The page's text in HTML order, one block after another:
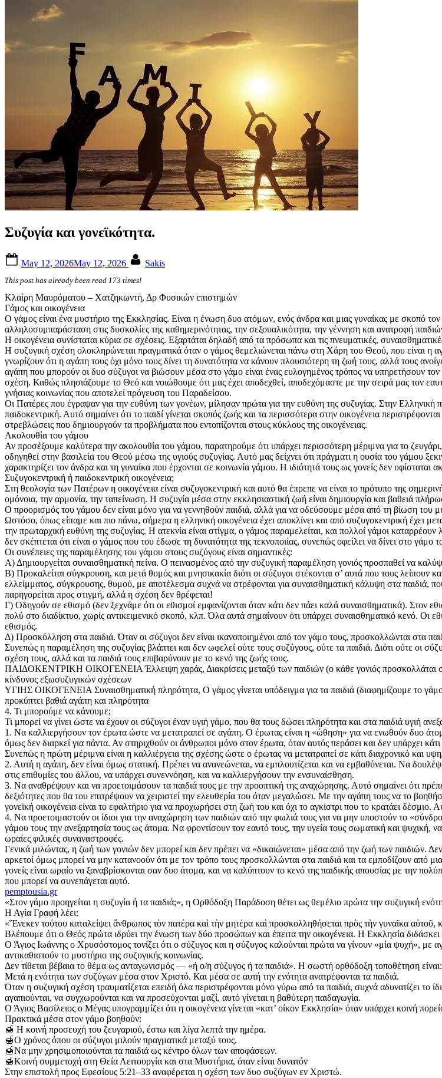
Συζυγία και γονεϊκότητα.
on
May 12, 2026May 12, 2026 Sakis
This post has already been read 173 times!
Κλαίρη Μαυρόματου – Χατζηκωντή, Δρ Φυσικών επιστημών
Γάμος και οικογένεια
Ο γάμος είναι ένα μυστήριο της Εκκλησίας. Είναι η ένωση δυο ατόμων, ενός άνδρα και μιας γυναίκας με σκοπό
αλληλοσυμπαράσταση στις δυσκολίες της καθημερινότητας, την σεξουαλικότητα, την γέννηση και ανατροφή
Η οικογένεια συνίσταται κύρια σε σχέσεις. Εξαρτάται δηλαδή από τα πρόσωπα και τις πνευματικές,
Η συζυγική σχέση ολοκληρώνεται πραγματικά όταν ο γάμος θεμελιώνεται πάνω στη Χάρη του Θεού, που είναι η
γνωρίζουν ότι η αγάπη τους όχι μόνο τους δίνει τη δυνατότητα να κάνουν πλουσιότερη τη ζωή τους, αλλά τους
αγάπη που μπορούν οι δυο σύζυγοι να βιώσουν μέσα στο γάμο είναι ένας ευλογημένος τρόπος να υπηρετήσουν
σχέση. Καθώς πλησιάζουμε το Θεό και νοιώθουμε ότι μας έχει αποδεχθεί, αποδεχόμαστε με την σειρά μας τον
γνήσιας κοινωνίας που αποτελεί πρόγευση του Παραδείσου.
Οι Πατέρες που έγραψαν για την ευθύνη των γονέων, μίλησαν πρώτα για την ευθύνη της συζυγίας. Στην Ελληνική
παιδοκεντρική. Αυτό σημαίνει ότι το παιδί γίνεται σκοπός ζωής και τα περισσότερα στην οικογένεια
στρεβλώσεις που δημιουργούν τα προβλήματα που εντοπίζονται στους κύκλους της οικογένειας.
Ακολουθία του γάμου
Αν προσέξουμε καλύτερα την ακολουθία του γάμου, παρατηρούμε ότι υπάρχει περισσότερη μέριμνα για το
οδηγηθεί στην βασιλεία του Θεού μέσω της υγιούς συζυγίας. Αυτό μας δείχνει ότι πράγματι η ουσία του γάμου
χαρακτηρίζει τον άνδρα και τη γυναίκα που έρχονται σε κοινωνία γάμου. Η ιδιότητά τους ως γονείς δεν υφίσταται
Συζυγοκεντρική ή παιδοκεντρική οικογένεια;
Στη θεολογία των Πατέρων η οικογένεια είναι συζυγοκεντρική και αυτό θα έπρεπε να είναι το πρότυπο της
ομόνοια, την αρμονία, την ταπείνωση. Η συζυγία μέσα στην εκκλησιαστική ζωή είναι δημιουργία και βαθειά
Ο προορισμός του γάμου δεν είναι μόνο για να γεννηθούν παιδιά, αλλά για να οδεύσουμε μέσα από τη βίωση του
Ωστόσο, όπως είπαμε και πιο πάνω, σήμερα η ελληνική οικογένεια έχει αποκλίνει και από συζυγοκεντρική έχει
την πρωταρχική ευθύνη της συζυγίας. Η ατεκνία είναι στίγμα, ο γάμος παραμελείται, και πολλοί γάμοι
δεν σκέπτεται ότι είναι ο γάμος που του έδωσε τη δυνατότητα της τεκνοποιίας, συνεπώς οφείλει να δίνει στο γάμο
Οι συνέπειες της παραμέλησης του γάμου στους συζύγους είναι σημαντικές:
Α) Δημιουργείται συναισθηματική πείνα. Ο πεινασμένος από την συζυγική παραμέληση γονιός προσπαθεί να
Β) Προκαλείται σύγκρουση, και μετά θυμός και μνησικακία διότι οι σύζυγοι στέκονται σ’ αυτά που τους λείπουν
ελλείμματος, σύγκρουσης, θυμού, με αποτέλεσμα συχνά να στρέφονται για συναισθηματική κάλυψη στα παιδιά,
παρηγορείται προς στιγμή, αλλά η σχέση δεν θρέφεται!
Γ) Οδηγούν σε εθισμό (δεν ξεχνάμε ότι οι εθισμοί εμφανίζονται όταν κάτι δεν πάει καλά συναισθηματικά).
πολύ στο διαδίκτυο, χωρίς αντικειμενικό σκοπό, κλπ. Όλα αυτά σημαίνουν ότι υπάρχει συναισθηματικό κενό. Οι
εθισμός.
Δ) Προσκόλληση στα παιδιά. Όταν οι σύζυγοι δεν είναι ικανοποιημένοι από τον γάμο τους, προσκολλώνται στα
Συνεπώς η παραμέληση της συζυγίας βλάπτει και δεν ωφελεί ούτε τους συζύγους, ούτε τα παιδιά. Διότι ούτε οι
σχέση τους, αλλά και τα παιδιά τους επιβαρύνουν με το κενό της ζωής τους.
ΠΑΙΔΟΚΕΝΤΡΙΚΗ ΟΙΚΟΓΕΝΕΙΑ Έλλειψη χαράς, Διακρίσεις μεταξύ των παιδιών (ο κάθε γονιός προσκολλάται
κίνδυνος εξωσυζυγικών σχέσεων
ΥΓΙΗΣ ΟΙΚΟΓΕΝΕΙΑ Συναισθηματική πληρότητα, Ο γάμος γίνεται υπόδειγμα για τα παιδιά (διαφημίζουμε το
προκύπτει βαθιά αγάπη και πληρότητα
4. Τι μπορούμε να κάνουμε;
Τι μπορεί να γίνει ώστε να έχουν οι σύζυγοι έναν υγιή γάμο, που θα τους δώσει πληρότητα και στα παιδιά υγιή
1. Να καλλιεργήσουν τον έρωτα ώστε να μετατραπεί σε αγάπη. Ο έρωτας είναι η «ώθηση» για να ενωθούν δυο
όμως δεν διαρκεί για πάντα. Αν στηριχθούν οι άνθρωποι μόνο στον έρωτα, όταν αυτός περάσει και δεν υπάρχει
Συνεπώς η πρώτη μέριμνα είναι η καλλιέργεια της σχέσης ώστε ο έρωτας να μετατραπεί σε κάτι διαχρονικό και
2. Αυτή η αγάπη, δεν είναι όμως στατική. Πρέπει να ανανεώνεται, να εμπλουτίζεται και να εμβαθύνεται. Να
στις επιθυμίες του άλλου, να υπάρχει συνεννόηση, και να καλλιεργήσουν την ενσυναίσθηση.
3. Να αναθρέψουν και να προετοιμάσουν τα παιδιά τους με την προοπτική της αναχώρησης. Αυτό σημαίνει ότι
δεξιότητες που θα του επιτρέψουν να χειριστεί την ελευθερία του όταν μεγαλώσει. Με την αγάπη τους να το
γονεϊκή οικογένεια είναι το εφαλτήριο για να προχωρήσει στη ζωή του και όχι το αγκίστρι που το κρατάει
4. Να προετοιμαστούν οι ίδιοι για την αναχώρηση των παιδιών από την φωλιά τους για να μην υποστούν το
γάμου τους την ανεξαρτησία τους ως άτομα. Να φροντίσουν τον εαυτό τους, την υγεία τους σωματική και ψυχική,
ωραίες φιλικές συναναστροφές.
Γενικά μιλώντας, η ζωή των γονιών δεν μπορεί και δεν πρέπει να «δικαιώνεται» μέσα από την ζωή των παιδιών.
αρκετοί όμως μπορεί να μην κατανοούν ότι με τον τρόπο τους προσκολλώνται στα παιδιά και τα εμποδίζουν από
γονείς είναι ωραίο να ξαναβρίσκονται σαν δυο άτομα, και να καλύπτουν το κενό της παιδικής απουσίας με την
που μπορεί να συνεπάγεται αυτό.
pemptousia.gr
«Στον γάμο προηγείται η συζυγία ή τα παιδιά;», η Ορθόδοξη Παράδοση θέτει ως θεμέλιο πρώτα την συζυγική
Η Αγία Γραφή λέει:
«Ἕνεκεν τούτου καταλείψει ἄνθρωπος τὸν πατέρα καὶ τὴν μητέρα καὶ προσκολληθήσεται πρὸς τὴν γυναῖκα
Βλέπουμε ότι ο Θεός πρώτα ιδρύει την ένωση των δύο προσώπων και έπειτα την οικογένεια. Η Εκκλησία
Ο Άγιος Ιωάννης ο Χρυσόστομος τονίζει ότι ο σύζυγος και η σύζυγος καλούνται πρώτα να γίνουν «μία ψυχή», με
αντικαθιστούν το μυστήριο της συζυγικής κοινωνίας.
Δεν τίθεται βέβαια το θέμα ως ανταγωνισμός — «ή ο/η σύζυγος ή τα παιδιά». Η σωστή ορθόδοξη τοποθέτηση
Μετά η ενότητα των συζύγων μέσα στον Χριστό. Και μέσα σε αυτή την ενότητα ανατρέφονται τα παιδιά.
Όταν η συζυγική σχέση τραυματίζεται επειδή όλα περιστρέφονται μόνο γύρω από τα παιδιά, συχνά αδυνατίζει το
αγαπιούνται, να συγχωρούνται και να προσεύχονται μαζί, αυτό γίνεται η βαθύτερη παιδαγωγία.
Ο Άγιος Βασίλειος ο Μέγας υπογραμμίζει ότι η οικογένεια γίνεται «κατ’ οίκον Εκκλησία» όταν υπάρχει κοινή
Πρακτικά μέσα στον γάμο βοηθούν:
🍯 Η κοινή προσευχή του ζευγαριού, έστω και λίγα λεπτά την ημέρα.
🍯Ο χρόνος όπου οι σύζυγοι μιλούν πραγματικά μεταξύ τους.
🍯Να μην χρησιμοποιούνται τα παιδιά ως κέντρο όλων των αποφάσεων.
🍯Κοινή συμμετοχή στη Θεία Λειτουργία και στα Μυστήρια, όταν είναι δυνατόν
Στην επιστολή προς Εφεσίους 5:21–33 αναφέρεται η σχέση των δυο συζύγων εν Χριστώ.